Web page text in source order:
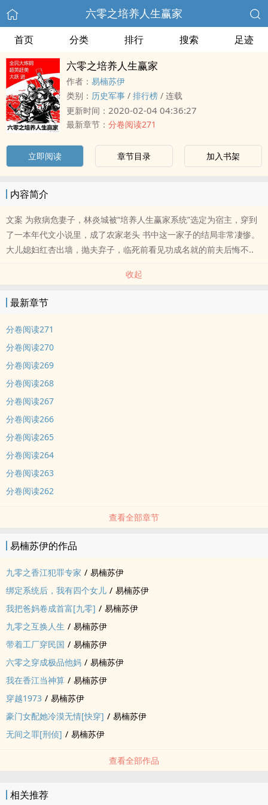
六零之培养人生赢家
首页 分类 排行 搜索 足迹
六零之培养人生赢家
作者： 易楠苏伊
类别： 历史军事 / 排行榜 / 连载
更新时间： 2020-02-04 04:36:27
最新章节： 分卷阅读271
立即阅读 章节目录 加入书架
内容简介
文案 为救病危妻子，林炎城被“培养人生赢家系统”选定为宿主，穿到
了一本年代文小说里，成了农家老头 书中这一家子的结局非常凄惨。
大儿媳妇红杏出墙，抛夫弃子，临死前看见功成名就的前夫后悔不..
收起
最新章节
分卷阅读271
分卷阅读270
分卷阅读269
分卷阅读268
分卷阅读267
分卷阅读266
分卷阅读265
分卷阅读264
分卷阅读263
分卷阅读262
查看全部章节
易楠苏伊的作品
九零之香江犯罪专家 / 易楠苏伊
绑定系统后，我有四个女儿 / 易楠苏伊
我把爸妈卷成首富[九零] / 易楠苏伊
九零之互换人生 / 易楠苏伊
带着工厂穿民国 / 易楠苏伊
六零之穿成极品他妈 / 易楠苏伊
我在香江当神算 / 易楠苏伊
穿越1973 / 易楠苏伊
豪门女配她冷漠无情[快穿] / 易楠苏伊
无间之罪[刑侦] / 易楠苏伊
查看全部作品
相关推荐